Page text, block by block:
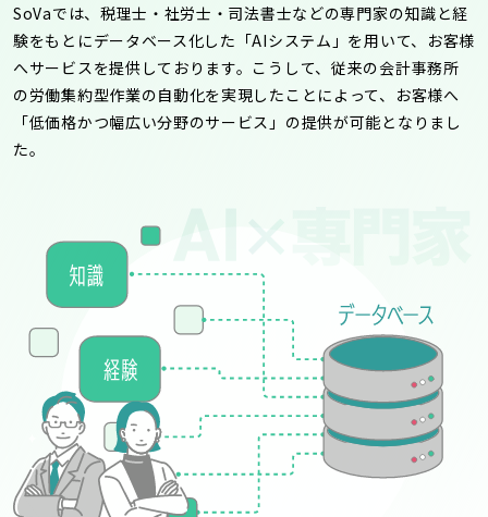
SoVaでは、税理士・社労士・司法書士などの専門家の知識と経
験をもとにデータベース化した「AIシステム」を用いて、お客様
へサービスを提供しております。こうして、従来の会計事務所
の労働集約型作業の自動化を実現したことによって、お客様へ
「低価格かつ幅広い分野のサービス」の提供が可能となりまし
た。